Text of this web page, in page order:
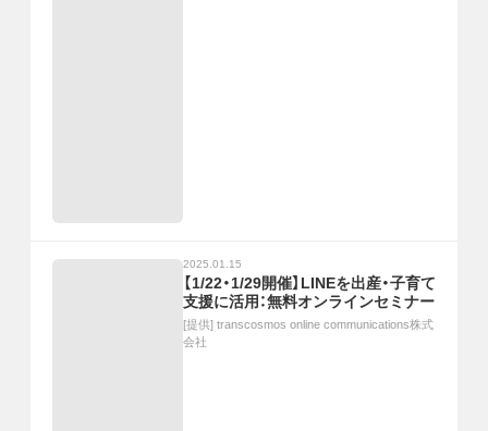
2025.01.15
【1/22・1/29開催】LINEを出産・子育て
支援に活用：無料オンラインセミナー
[提供] transcosmos online communications株式
会社